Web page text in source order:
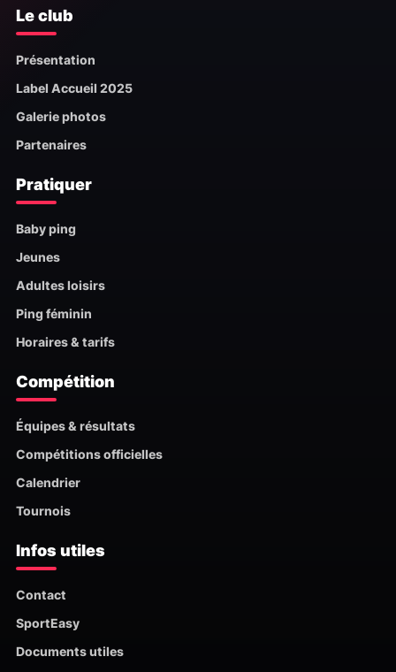
Le club
Présentation
Label Accueil 2025
Galerie photos
Partenaires
Pratiquer
Baby ping
Jeunes
Adultes loisirs
Ping féminin
Horaires & tarifs
Compétition
Équipes & résultats
Compétitions officielles
Calendrier
Tournois
Infos utiles
Contact
SportEasy
Documents utiles